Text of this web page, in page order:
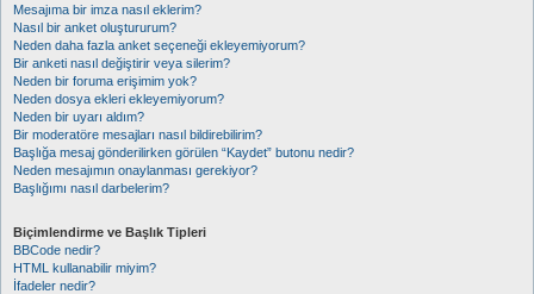
Mesajıma bir imza nasıl eklerim?
Nasıl bir anket oluştururum?
Neden daha fazla anket seçeneği ekleyemiyorum?
Bir anketi nasıl değiştirir veya silerim?
Neden bir foruma erişimim yok?
Neden dosya ekleri ekleyemiyorum?
Neden bir uyarı aldım?
Bir moderatöre mesajları nasıl bildirebilirim?
Başlığa mesaj gönderilirken görülen “Kaydet” butonu nedir?
Neden mesajımın onaylanması gerekiyor?
Başlığımı nasıl darbelerim?
Biçimlendirme ve Başlık Tipleri
BBCode nedir?
HTML kullanabilir miyim?
İfadeler nedir?